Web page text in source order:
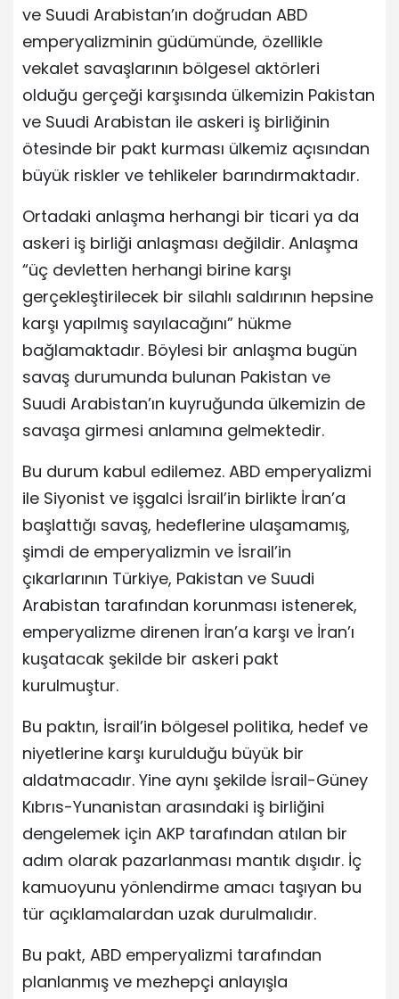
ve Suudi Arabistan’ın doğrudan ABD
emperyalizminin güdümünde, özellikle
vekalet savaşlarının bölgesel aktörleri
olduğu gerçeği karşısında ülkemizin Pakistan
ve Suudi Arabistan ile askeri iş birliğinin
ötesinde bir pakt kurması ülkemiz açısından
büyük riskler ve tehlikeler barındırmaktadır.
Ortadaki anlaşma herhangi bir ticari ya da
askeri iş birliği anlaşması değildir. Anlaşma
“üç devletten herhangi birine karşı
gerçekleştirilecek bir silahlı saldırının hepsine
karşı yapılmış sayılacağını” hükme
bağlamaktadır. Böylesi bir anlaşma bugün
savaş durumunda bulunan Pakistan ve
Suudi Arabistan’ın kuyruğunda ülkemizin de
savaşa girmesi anlamına gelmektedir.
Bu durum kabul edilemez. ABD emperyalizmi
ile Siyonist ve işgalci İsrail’in birlikte İran’a
başlattığı savaş, hedeflerine ulaşamamış,
şimdi de emperyalizmin ve İsrail’in
çıkarlarının Türkiye, Pakistan ve Suudi
Arabistan tarafından korunması istenerek,
emperyalizme direnen İran’a karşı ve İran’ı
kuşatacak şekilde bir askeri pakt
kurulmuştur.
Bu paktın, İsrail’in bölgesel politika, hedef ve
niyetlerine karşı kurulduğu büyük bir
aldatmacadır. Yine aynı şekilde İsrail-Güney
Kıbrıs-Yunanistan arasındaki iş birliğini
dengelemek için AKP tarafından atılan bir
adım olarak pazarlanması mantık dışıdır. İç
kamuoyunu yönlendirme amacı taşıyan bu
tür açıklamalardan uzak durulmalıdır.
Bu pakt, ABD emperyalizmi tarafından
planlanmış ve mezhepçi anlayışla